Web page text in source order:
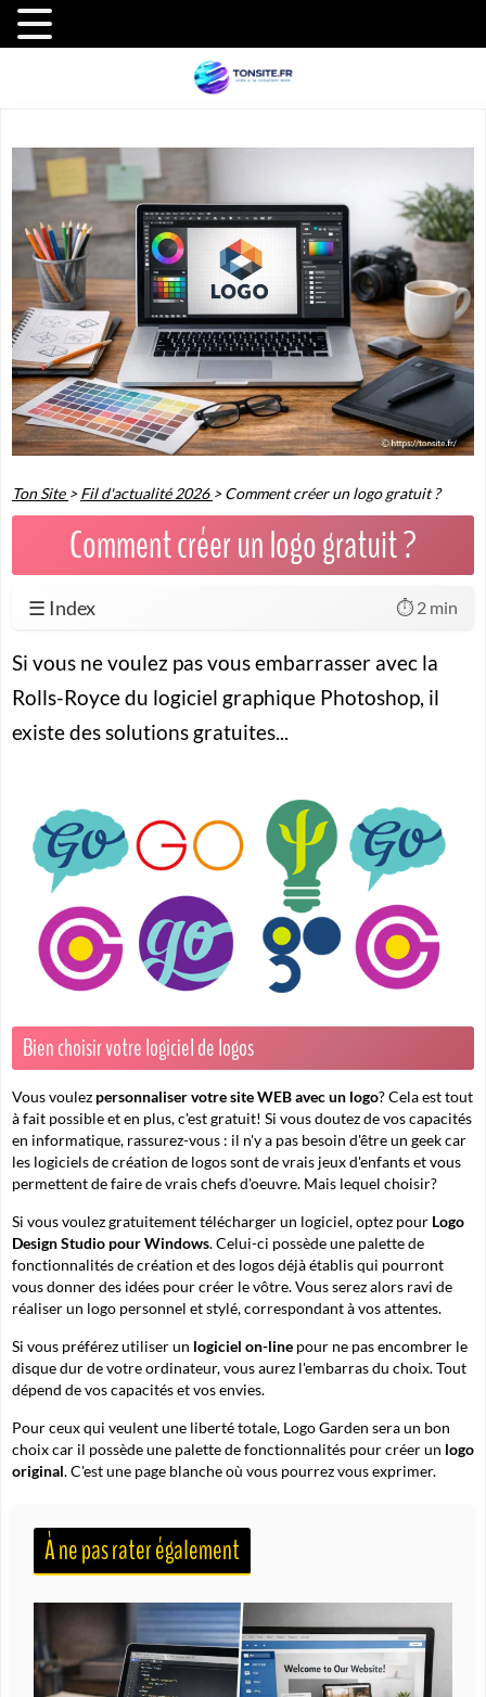
Ton Site >Fil d'actualité 2026 >Comment créer un logo gratuit ?
Comment créer un logo gratuit ?
☰ Index ⏱️ 2 min
Si vous ne voulez pas vous embarrasser avec la
Rolls-Royce du logiciel graphique Photoshop, il
existe des solutions gratuites...
Bien choisir votre logiciel de logos
Vous voulez personnaliser votre site WEB avec un logo? Cela est tout
à fait possible et en plus, c'est gratuit! Si vous doutez de vos capacités
en informatique, rassurez-vous : il n'y a pas besoin d'être un geek car
les logiciels de création de logos sont de vrais jeux d'enfants et vous
permettent de faire de vrais chefs d'oeuvre. Mais lequel choisir?
Si vous voulez gratuitement télécharger un logiciel, optez pour Logo
Design Studio pour Windows. Celui-ci possède une palette de
fonctionnalités de création et des logos déjà établis qui pourront
vous donner des idées pour créer le vôtre. Vous serez alors ravi de
réaliser un logo personnel et stylé, correspondant à vos attentes.
Si vous préférez utiliser un logiciel on-line pour ne pas encombrer le
disque dur de votre ordinateur, vous aurez l'embarras du choix. Tout
dépend de vos capacités et vos envies.
Pour ceux qui veulent une liberté totale, Logo Garden sera un bon
choix car il possède une palette de fonctionnalités pour créer un logo
original. C'est une page blanche où vous pourrez vous exprimer.
À ne pas rater également